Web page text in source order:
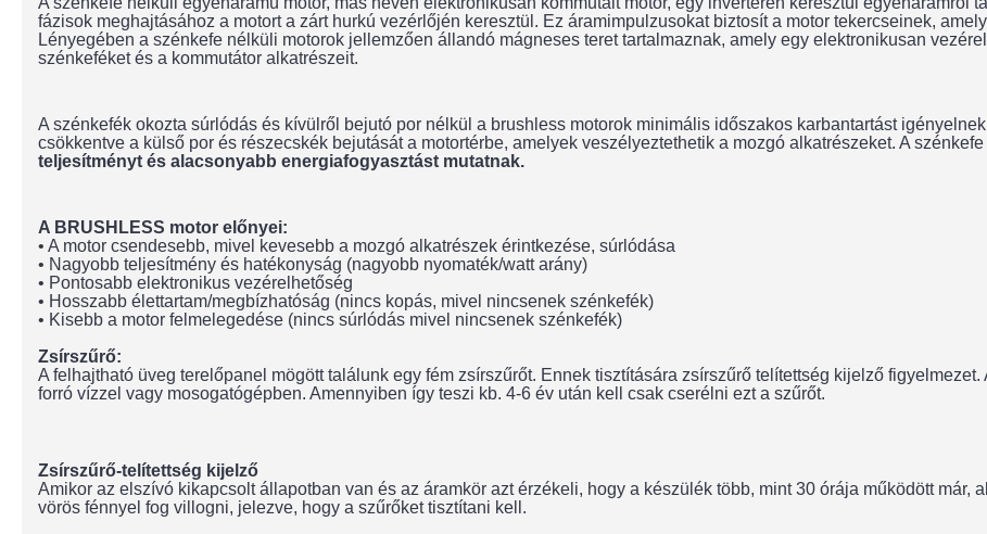
fázisok meghajtásához a motort a zárt hurkú vezérlőjén keresztül. Ez áramimpulzusokat biztosít a motor tekercseinek,
Lényegében a szénkefe nélküli motorok jellemzően állandó mágneses teret tartalmaznak, amely egy elektronikusan
szénkeféket és a kommutátor alkatrészeit.
A szénkefék okozta súrlódás és kívülről bejutó por nélkül a brushless motorok minimális időszakos karbantartást
csökkentve a külső por és részecskék bejutását a motortérbe, amelyek veszélyeztethetik a mozgó alkatrészeket. A
teljesítményt és alacsonyabb energiafogyasztást mutatnak.
A BRUSHLESS motor előnyei:
• A motor csendesebb, mivel kevesebb a mozgó alkatrészek érintkezése, súrlódása
• Nagyobb teljesítmény és hatékonyság (nagyobb nyomaték/watt arány)
• Pontosabb elektronikus vezérelhetőség
• Hosszabb élettartam/megbízhatóság (nincs kopás, mivel nincsenek szénkefék)
• Kisebb a motor felmelegedése (nincs súrlódás mivel nincsenek szénkefék)
Zsírszűrő:
A felhajtható üveg terelőpanel mögött találunk egy fém zsírszűrőt. Ennek tisztítására zsírszűrő telítettség kijelző
forró vízzel vagy mosogatógépben. Amennyiben így teszi kb. 4-6 év után kell csak cserélni ezt a szűrőt.
Zsírszűrő-telítettség kijelző
Amikor az elszívó kikapcsolt állapotban van és az áramkör azt érzékeli, hogy a készülék több, mint 30 órája működött már,
vörös fénnyel fog villogni, jelezve, hogy a szűrőket tisztítani kell.